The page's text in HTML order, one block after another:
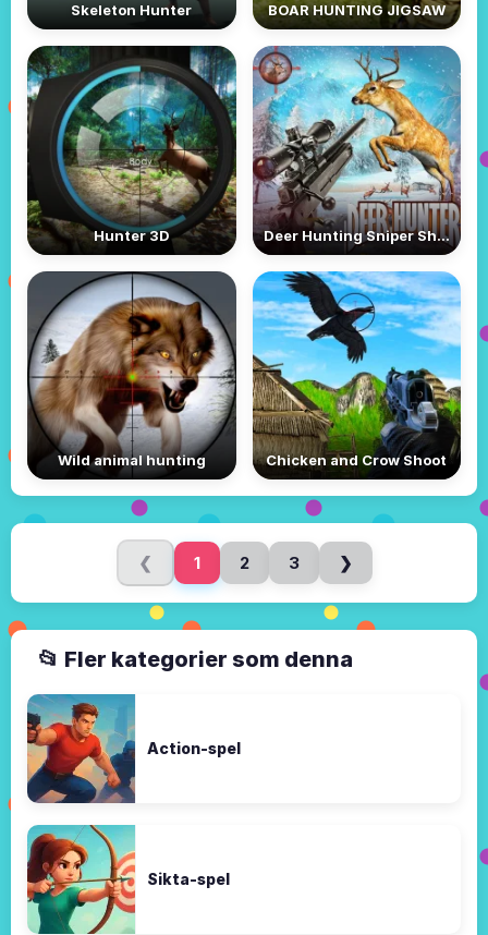
Skeleton Hunter BOAR HUNTING JIGSAW
Hunter 3D Deer Hunting Sniper Shooting
Wild animal hunting Chicken and Crow Shoot
❮ 1 2 3 ❯
📂 Fler kategorier som denna
Action-spel
Sikta-spel